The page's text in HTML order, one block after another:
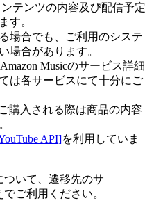
テンツの内容及び配信予定
す。
場合でも、ご利用のシステ
場合があります。
Musicのサービス詳細
は各サービスにて十分にご
購入される際は商品の内容
API]を利用していま
いて、遷移先のサ
ご利用ください。